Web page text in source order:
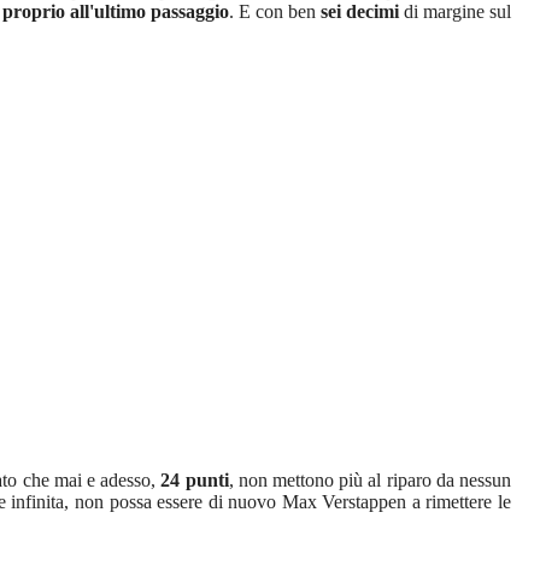
all'ultimo passaggio. E con ben sei decimi di margine sul
che mai e adesso, 24 punti, non mettono più al riparo da nessun
non possa essere di nuovo Max Verstappen a rimettere le